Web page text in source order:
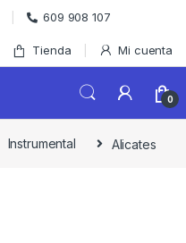
609 908 107
Tienda Mi cuenta
0
Instrumental Alicates